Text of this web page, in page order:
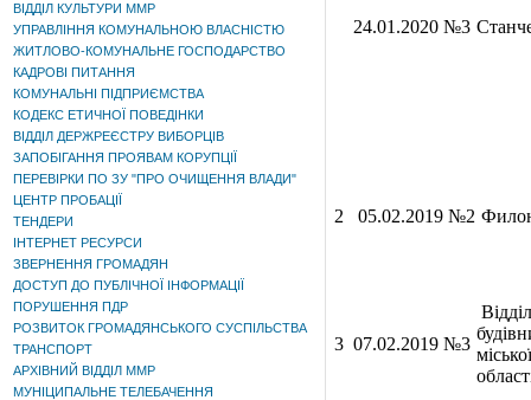
ВІДДІЛ КУЛЬТУРИ ММР
УПРАВЛІННЯ КОМУНАЛЬНОЮ ВЛАСНІСТЮ
ЖИТЛОВО-КОМУНАЛЬНЕ ГОСПОДАРСТВО
КАДРОВІ ПИТАННЯ
КОМУНАЛЬНІ ПІДПРИЄМСТВА
КОДЕКС ЕТИЧНОЇ ПОВЕДІНКИ
ВІДДІЛ ДЕРЖРЕЄСТРУ ВИБОРЦІВ
ЗАПОБІГАННЯ ПРОЯВАМ КОРУПЦІЇ
ПЕРЕВІРКИ ПО ЗУ "ПРО ОЧИЩЕННЯ ВЛАДИ"
ЦЕНТР ПРОБАЦІЇ
ТЕНДЕРИ
ІНТЕРНЕТ РЕСУРСИ
ЗВЕРНЕННЯ ГРОМАДЯН
ДОСТУП ДО ПУБЛІЧНОЇ ІНФОРМАЦІЇ
ПОРУШЕННЯ ПДР
РОЗВИТОК ГРОМАДЯНСЬКОГО СУСПІЛЬСТВА
ТРАНСПОРТ
АРХІВНИЙ ВІДДІЛ ММР
МУНІЦИПАЛЬНЕ ТЕЛЕБАЧЕННЯ
24.01.2020 №3
2 05.02.2019 №2
3 07.02.2019 №3